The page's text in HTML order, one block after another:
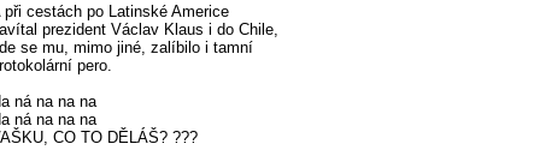
při cestách po Latinské Americe
prezident Václav Klaus i do Chile,
se mu, mimo jiné, zalíbilo i tamní
pero.
ná na na na
ná na na na
CO TO DĚLÁŠ? ???